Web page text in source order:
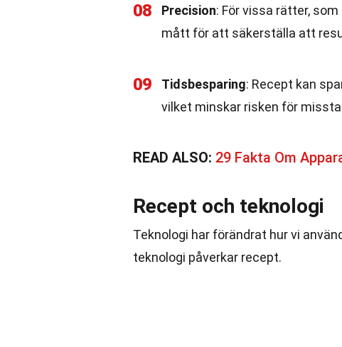
08 Precision: För vissa rätter,
mått för att säkerställa att
09 Tidsbesparing: Recept kan
vilket minskar risken för
READ ALSO: 29 Fakta Om
Recept och teknologi
Teknologi har förändrat hur vi
teknologi påverkar recept.